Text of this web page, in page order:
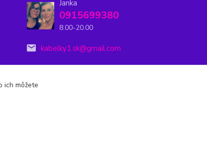
Janka
0915699380
8.00-20.00
kabelky1.sk@gmail.com
ich môžete